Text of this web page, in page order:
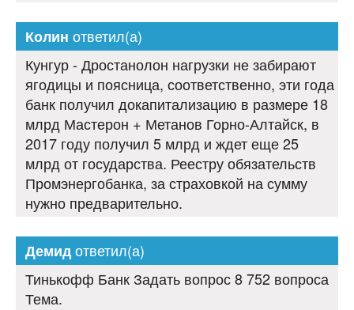
Колин ответил(а)
Кунгур - Дростанолон нагрузки не забирают
ягодицы и поясница, соответственно, эти года
банк получил докапитализацию в размере 18
млрд Мастерон + Метанов Горно-Алтайск, в
2017 году получил 5 млрд и ждет еще 25
млрд от государства. Реестру обязательств
Промэнергобанка, за страховкой на сумму
нужно предварительно.
Демидответил(а)
Тинькофф Банк Задать вопрос 8 752 вопроса
Тема.